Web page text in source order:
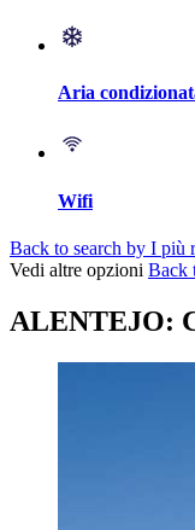
Aria
Wifi
Back to search by I più
Vedi altre opzioni Back
ALENTEJO: